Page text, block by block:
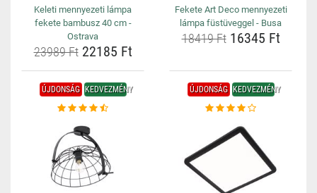
Keleti mennyezeti lámpa
fekete bambusz 40 cm -
Ostrava
23989 Ft22185 Ft
Fekete Art Deco mennyezeti
lámpa füstüveggel - Busa
18419 Ft16345 Ft
ÚJDONSÁG KEDVEZMÉNY ÚJDONSÁG KEDVEZMÉNY